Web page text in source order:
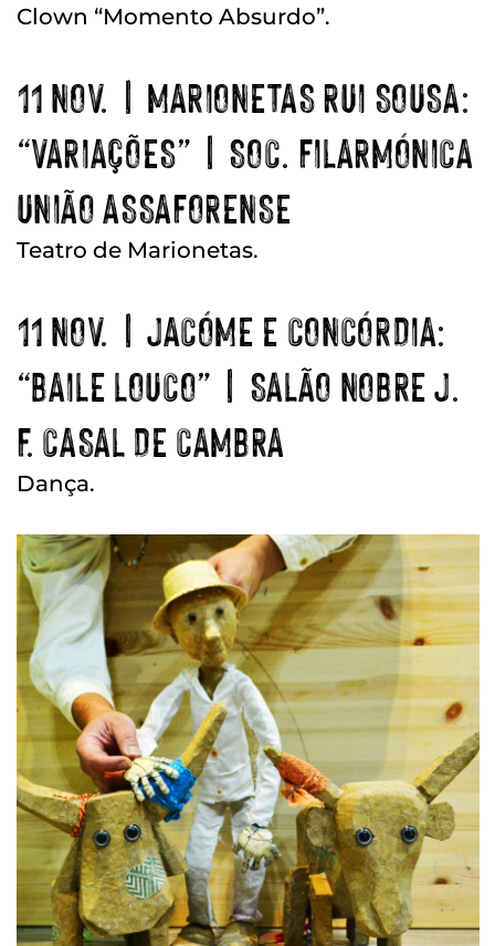
Clown “Momento Absurdo”.
11 NOV. | MARIONETAS RUI SOUSA:
“VARIAÇÕES” | SOC. FILARMÓNICA
UNIÃO ASSAFORENSE
Teatro de Marionetas.
11 NOV. | JACÓME E CONCÓRDIA:
“BAILE LOUCO” | SALÃO NOBRE J.
F. CASAL DE CAMBRA
Dança.